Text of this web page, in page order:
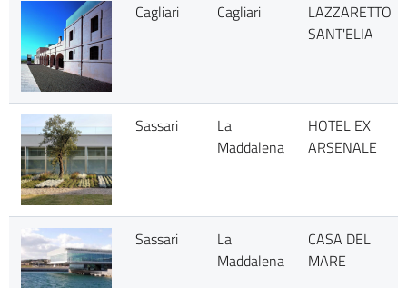
Cagliari Cagliari
LAZZARETTO
SANT'ELIA
Sassari
La
Maddalena
HOTEL EX
ARSENALE
Sassari
La
Maddalena
CASA DEL
MARE